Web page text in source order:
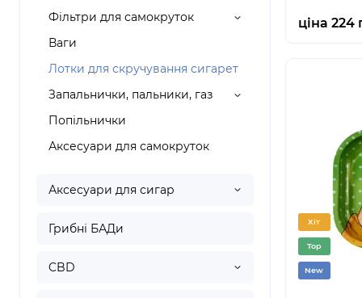
Фільтри для самокруток
Ваги
Лотки для скручування сигарет
Запальнички, пальники, газ
Попільнички
Аксесуари для самокруток
Аксесуари для сигар
Грибні БАДи
CBD
ціна 224
Хіт
Top
New